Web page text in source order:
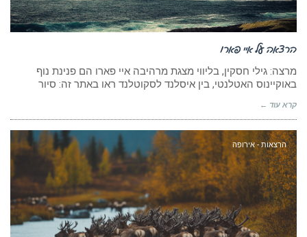
הרצאה על איי פארו
מרצה: גילי חסקין, בליווי מצגת מרהיבה איי פארו הם פנינת נוף
באוקיינוס האטלנטי, בין איסלנד לסקוטלנד ראו באתר זה: סיור
קרא עוד ←
הרצאות - אירופה